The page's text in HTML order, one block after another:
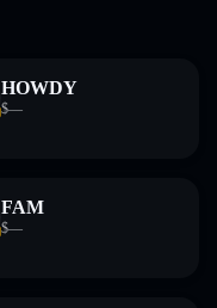
HOWDY
$—
FAM
$—